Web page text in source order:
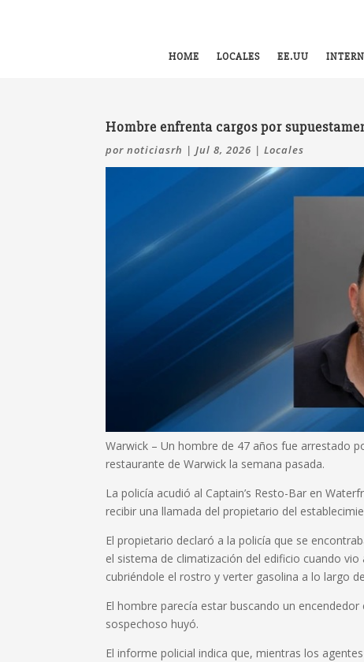
HOME LOCALES EE.UU
Hombre enfrenta cargos por
pornoticiasrh |Jul 8, 2026 |Locales
Warwick –Un hombre de 47 años fue arrestado
restaurante de Warwick la semana pasada.
La policía acudió al Captain’s Resto-Bar en
recibir una llamada del propietario del
El propietario declaró a la policía que se
el sistema de climatización del edificio cuando
cubriéndole el rostro y verter gasolina a lo largo
El hombre parecía estar buscando un
sospechoso huyó.
El informe policial indica que, mientras los